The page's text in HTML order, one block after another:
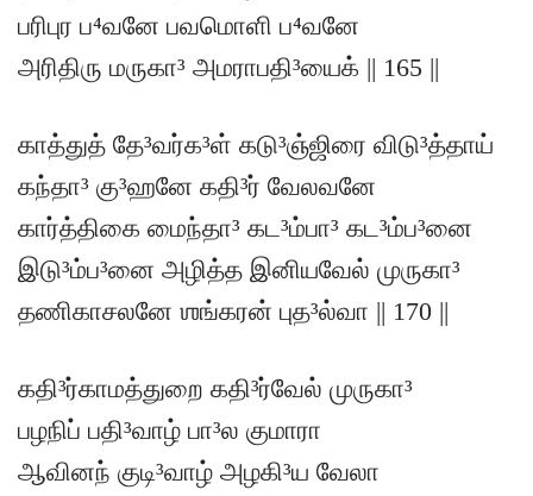
பரிபுர ப⁴வனே பவமொளி ப⁴வனே
அரிதிரு மருகா³ அமராபதி³யைக் || 165 ||
காத்துத் தே³வர்க³ள் கடு³ஞ்ஜிரை விடு³த்தாய்
கந்தா³ கு³ஹனே கதி³ர் வேலவனே
கார்த்திகை மைந்தா³ கட³ம்பா³ கட³ம்ப³னை
இடு³ம்ப³னை அழித்த இனியவேல் முருகா³
தணிகாசலனே ஶங்கரன் புத³ல்வா || 170 ||
கதி³ர்காமத்துறை கதி³ர்வேல் முருகா³
பழநிப் பதி³வாழ் பா³ல குமாரா
ஆவினந் குடி³வாழ் அழகி³ய வேலா